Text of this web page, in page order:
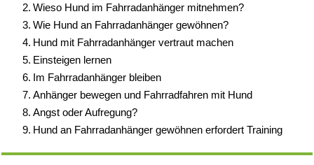
Wieso Hund im Fahrradanhänger mitnehmen?
Wie Hund an Fahrradanhänger gewöhnen?
Hund mit Fahrradanhänger vertraut machen
Einsteigen lernen
Im Fahrradanhänger bleiben
Anhänger bewegen und Fahrradfahren mit Hund
Angst oder Aufregung?
Hund an Fahrradanhänger gewöhnen erfordert Training